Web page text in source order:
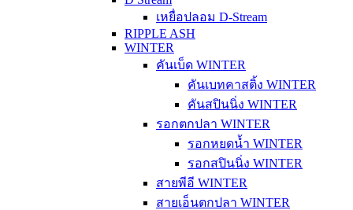
เหยื่อปลอม D-Stream
RIPPLE ASH
WINTER
คันเบ็ด WINTER
คันเบทคาสติ้ง WINTER
คันสปินนิ่ง WINTER
รอกตกปลา WINTER
รอกหยดน้ำ WINTER
รอกสปินนิ่ง WINTER
สายพีอี WINTER
สายเอ็นตกปลา WINTER